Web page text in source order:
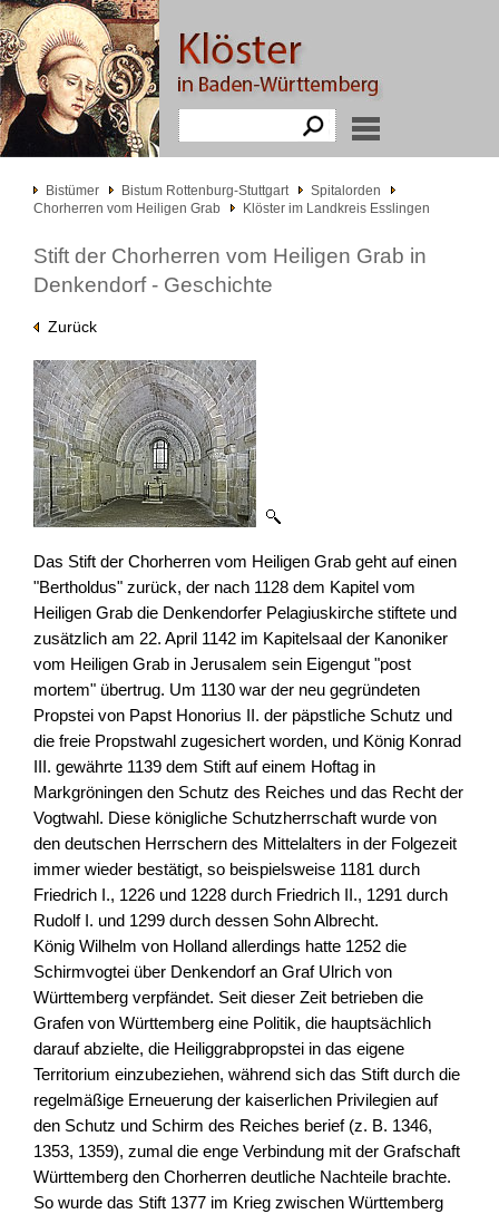
Bistümer Bistum Rottenburg-Stuttgart
Spitalorden
Chorherren vom Heiligen Grab
Klöster im Landkreis Esslingen
Stift der Chorherren vom Heiligen Grab in
Denkendorf - Geschichte
Zurück
Das Stift der Chorherren vom Heiligen Grab geht auf einen
"Bertholdus" zurück, der nach 1128 dem Kapitel vom
Heiligen Grab die Denkendorfer Pelagiuskirche stiftete und
zusätzlich am 22. April 1142 im Kapitelsaal der Kanoniker
vom Heiligen Grab in Jerusalem sein Eigengut "post
mortem" übertrug. Um 1130 war der neu gegründeten
Propstei von Papst Honorius II. der päpstliche Schutz und
die freie Propstwahl zugesichert worden, und König Konrad
III. gewährte 1139 dem Stift auf einem Hoftag in
Markgröningen den Schutz des Reiches und das Recht der
Vogtwahl. Diese königliche Schutzherrschaft wurde von
den deutschen Herrschern des Mittelalters in der Folgezeit
immer wieder bestätigt, so beispielsweise 1181 durch
Friedrich I., 1226 und 1228 durch Friedrich II., 1291 durch
Rudolf I. und 1299 durch dessen Sohn Albrecht.
König Wilhelm von Holland allerdings hatte 1252 die
Schirmvogtei über Denkendorf an Graf Ulrich von
Württemberg verpfändet. Seit dieser Zeit betrieben die
Grafen von Württemberg eine Politik, die hauptsächlich
darauf abzielte, die Heiliggrabpropstei in das eigene
Territorium einzubeziehen, während sich das Stift durch die
regelmäßige Erneuerung der kaiserlichen Privilegien auf
den Schutz und Schirm des Reiches berief (z. B. 1346,
1353, 1359), zumal die enge Verbindung mit der Grafschaft
Württemberg den Chorherren deutliche Nachteile brachte.
So wurde das Stift 1377 im Krieg zwischen Württemberg